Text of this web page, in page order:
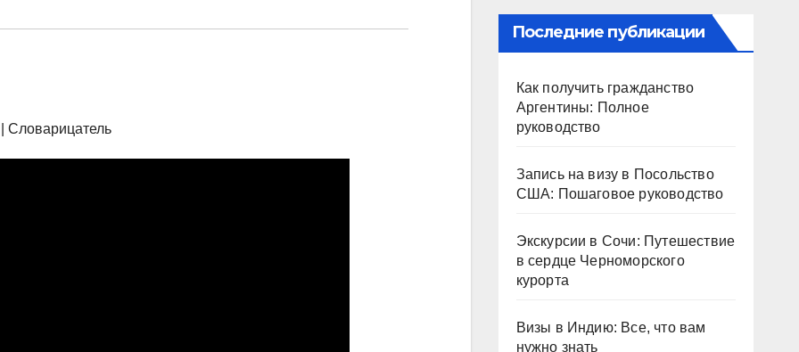
Последние публикации
Как получить гражданство
Аргентины: Полное
руководство
Запись на визу в Посольство
США: Пошаговое руководство
Экскурсии в Сочи: Путешествие
в сердце Черноморского
курорта
Визы в Индию: Все, что вам
нужно знать